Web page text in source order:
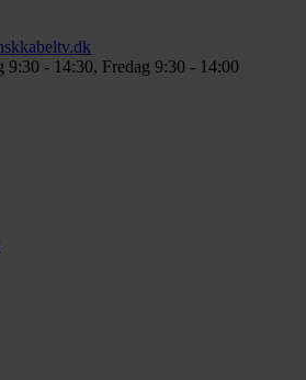
9:30 - 14:30, Fredag 9:30 - 14:00